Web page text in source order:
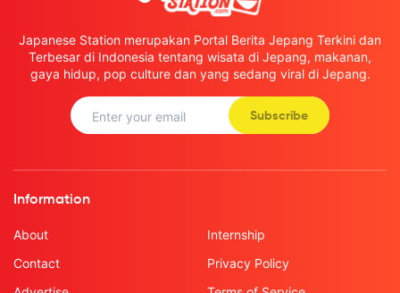
Japanese Station merupakan Portal Berita Jepang Terkini dan
Terbesar di Indonesia tentang wisata di Jepang, makanan,
gaya hidup, pop culture dan yang sedang viral di Jepang.
Subscribe
Information
About
Contact
Internship
Privacy Policy